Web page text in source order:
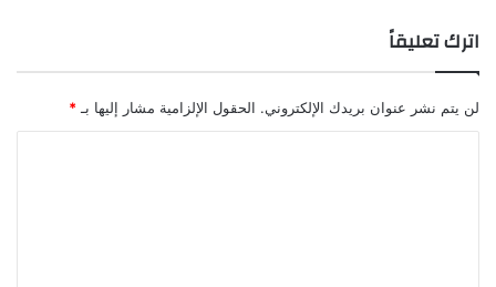
اترك تعليقاً
لن يتم نشر عنوان بريدك الإلكتروني. الحقول الإلزامية مشار إليها بـ *